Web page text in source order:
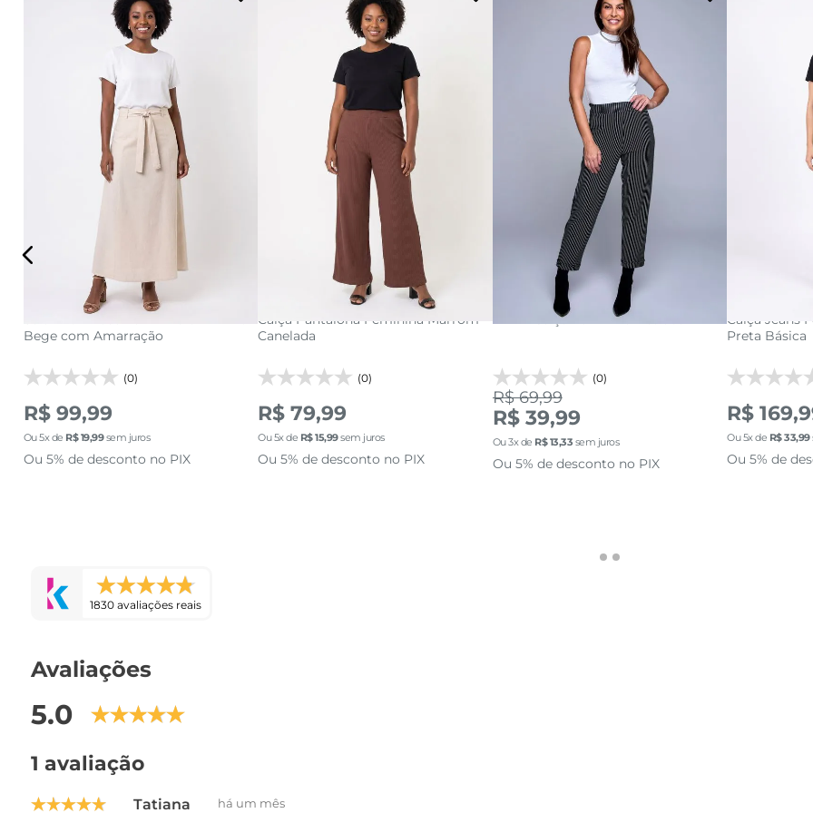
adicionar a sacola
Saia Midi Evasê Feminina em Linho
Bege com Amarração
(0)
R$ 99,99
Ou5x de R$19,99sem juros
Ou 5% de desconto no PIX
adicionar a sacola
Calça Pantalona Feminina Marrom
Canelada
(0)
R$ 79,99
Ou5x de R$15,99sem juros
Ou 5% de desconto no PIX
P M G
adicionar a sacola
Calça Feminina Listrada
(0)
R$ 69,99
R$ 39,99
Ou3x de R$13,33 sem juros
Ou 5% de desconto no PIX
Calça Jeans
Preta Básica
R$
Ou5x de R$33,99
Ou 5% de
1830 avaliações reais
Avaliações
5.0
1 avaliação
Tatiana há um mês